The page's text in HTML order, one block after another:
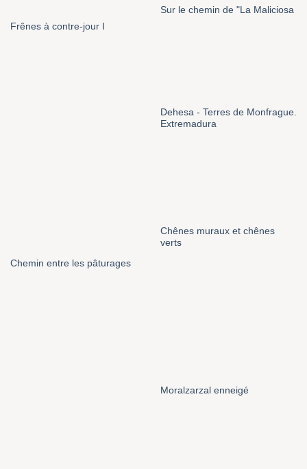
Frênes à contre-jour I
Sur le chemin de "La Maliciosa
Dehesa - Terres de Monfrague.
Extremadura
Chemin entre les pâturages
Chênes muraux et chênes
verts
Moralzarzal enneigé